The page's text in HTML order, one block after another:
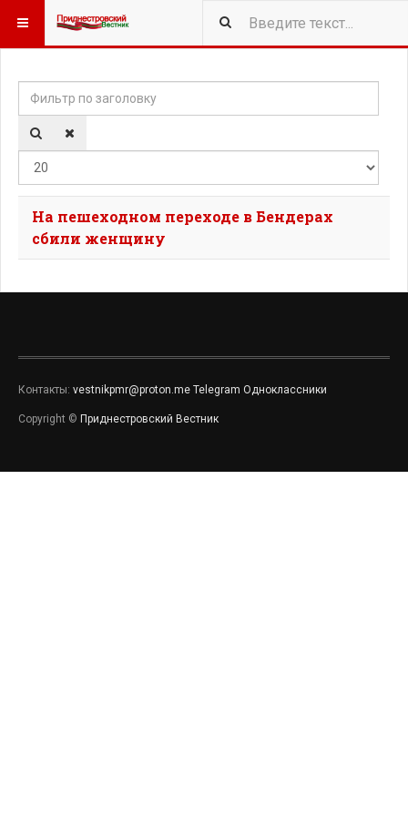
Фильтр по заголовку
На пешеходном переходе в Бендерах
сбили женщину
Контакты: vestnikpmr@proton.me Telegram Одноклассники
Copyright © Приднестровский Вестник